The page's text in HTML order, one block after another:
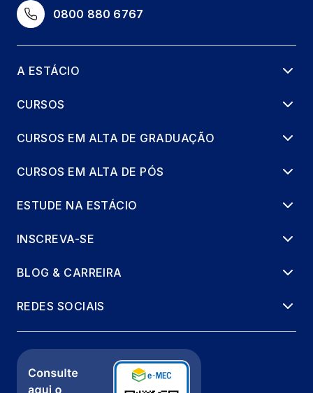
36 horas
COM IA
ÉTICA, GOVERNANÇA E FUTURO DO
TRABALHO
0800 880 6767
A ESTÁCIO
CURSOS
CURSOS EM ALTA DE GRADUAÇÃO
CURSOS EM ALTA DE PÓS
ESTUDE NA ESTÁCIO
INSCREVA-SE
BLOG & CARREIRA
REDES SOCIAIS